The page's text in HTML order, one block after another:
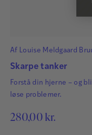
Af Louise Meldgaard
Skarpe tanker
Forstå din hjerne – og
løse problemer.
280,00 kr.